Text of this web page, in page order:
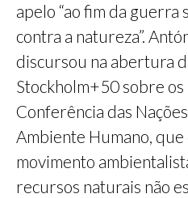
apelo “ao fim da guerra
contra a natureza”.
discursou na abertura
Stockholm+50 sobre os
Conferência das
Ambiente Humano, que
movimento
recursos naturais não